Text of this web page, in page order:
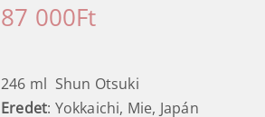
87 000Ft
246 ml Shun Otsuki
Eredet: Yokkaichi, Mie, Japán